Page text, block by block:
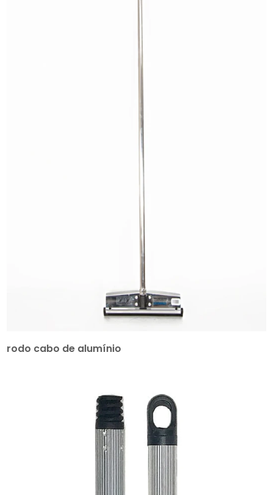
rodo cabo de alumínio